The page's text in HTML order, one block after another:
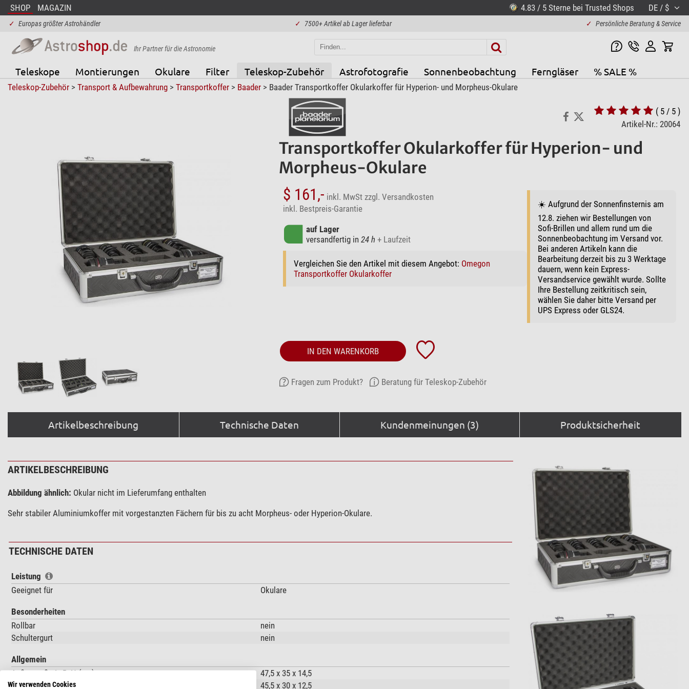
SHOP MAGAZIN 4.83 / 5 Sterne bei Trusted Shops DE / $
✓ Europas größter Astrohändler ✓ 7500+ Artikel ab Lager lieferbar ✓ Persönliche Beratung & Service
Ihr Partner für die Astronomie
Teleskope Montierungen Okulare Filter Teleskop-Zubehör Astrofotografie Sonnenbeobachtung Ferngläser % SALE %
Teleskop-Zubehör> Transport & Aufbewahrung> Transportkoffer> Baader> Baader Transportkoffer Okularkoffer für Hyperion- und Morpheus-Okulare
( 5 / 5 )
Artikel-Nr.: 20064
Transportkoffer Okularkoffer für Hyperion- und
Morpheus-Okulare
$ 161,- inkl. MwSt zzgl. Versandkosten
inkl. Bestpreis-Garantie
auf Lager
versandfertig in 24 h + Laufzeit
Vergleichen Sie den Artikel mit diesem Angebot: Omegon
Transportkoffer Okularkoffer
☀️ Aufgrund der Sonnenfinsternis am
12.8. ziehen wir Bestellungen von
Sofi-Brillen und allem rund um die
Sonnenbeobachtung im Versand vor.
Bei anderen Artikeln kann die
Bearbeitung derzeit bis zu 3 Werktage
dauern, wenn kein Express-
Versandservice gewählt wurde. Sollte
Ihre Bestellung zeitkritisch sein,
wählen Sie daher bitte Versand per
UPS Express oder GLS24.
IN DEN WARENKORB
Fragen zum Produkt? Beratung für Teleskop-Zubehör
Artikelbeschreibung Technische Daten Kundenmeinungen (3) Produktsicherheit
ARTIKELBESCHREIBUNG
Abbildung ähnlich: Okular nicht im Lieferumfang enthalten
Sehr stabiler Aluminiumkoffer mit vorgestanzten Fächern für bis zu acht Morpheus- oder Hyperion-Okulare.
TECHNISCHE DATEN
Leistung
Geeignet für
Okulare
Besonderheiten
Rollbar
nein
Schultergurt
nein
Allgemein
Außenmaße LxBxH (cm)
47,5 x 35 x 14,5
Innenmaße LxBxH (cm)
45,5 x 30 x 12,5
Wir verwenden Cookies